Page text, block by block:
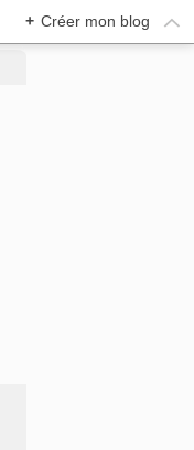
+ Créer mon blog